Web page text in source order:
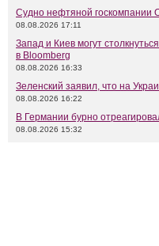
Судно нефтяной госкомпании
08.08.2026 17:11
Запад и Киев могут
в Bloomberg
08.08.2026 16:33
Зеленский заявил, что на
08.08.2026 16:22
В Германии бурно
08.08.2026 15:32